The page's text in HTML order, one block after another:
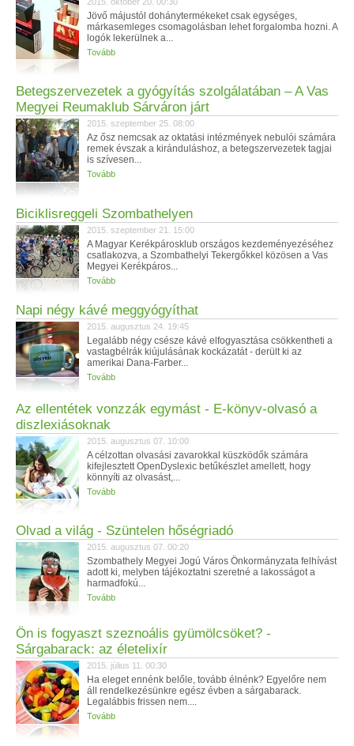
Jövő májustól dohánytermékeket csak egységes,
márkasemleges csomagolásban lehet forgalomba hozni. A
logók lekerülnek a...
Tovább
Betegszervezetek a gyógyítás szolgálatában – A Vas
Megyei Reumaklub Sárváron járt
2015. szeptember 25. 08:00
Az ősz nemcsak az oktatási intézmények nebulói számára
remek évszak a kiránduláshoz, a betegszervezetek tagjai
is szívesen...
Tovább
Biciklisreggeli Szombathelyen
2015. szeptember 21. 15:00
A Magyar Kerékpárosklub országos kezdeményezéséhez
csatlakozva, a Szombathelyi Tekergőkkel közösen a Vas
Megyei Kerékpáros...
Tovább
Napi négy kávé meggyógyíthat
2015. augusztus 24. 19:45
Legalább négy csésze kávé elfogyasztása csökkentheti a
vastagbélrák kiújulásának kockázatát - derült ki az
amerikai Dana-Farber...
Tovább
Az ellentétek vonzzák egymást - E-könyv-olvasó a
diszlexiásoknak
2015. augusztus 07. 10:00
A célzottan olvasási zavarokkal küszködők számára
kifejlesztett OpenDyslexic betűkészlet amellett, hogy
könnyíti az olvasást,...
Tovább
Olvad a világ - Szüntelen hőségriadó
2015. augusztus 07. 00:20
Szombathely Megyei Jogú Város Önkormányzata felhívást
adott ki, melyben tájékoztatni szeretné a lakosságot a
harmadfokú...
Tovább
Ön is fogyaszt szeznoális gyümölcsöket? -
Sárgabarack: az életelixír
2015. július 11. 00:30
Ha eleget ennénk belőle, tovább élnénk? Egyelőre nem
áll rendelkezésünkre egész évben a sárgabarack.
Legalábbis frissen nem....
Tovább